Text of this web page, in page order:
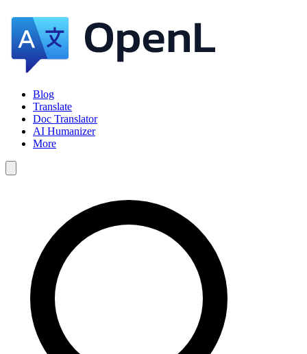
Blog
Translate
Doc Translator
AI Humanizer
More